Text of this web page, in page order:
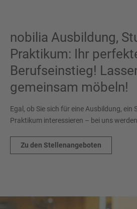
nobilia Ausbildung,
Praktikum: Ihr
Berufseinstieg!
gemeinsam möbeln!
Egal, ob Sie sich für eine Ausbildung, ein
Praktikum interessieren – bei uns
Zu den Stellenangeboten